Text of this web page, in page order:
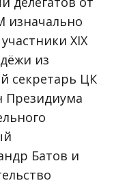
изначально
XIX
из
секретарь ЦК
Президиума
Батов и